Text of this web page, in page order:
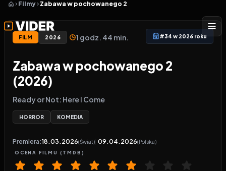
Filmy Zabawa w pochowanego 2
FILM 2026 1 godz. 44 min. #34 w 2026 roku
Zabawa w pochowanego 2
(2026)
Ready or Not: Here I Come
HORROR KOMEDIA
Premiera:18.03.2026(Świat) 09.04.2026(Polska)
OCENA FILMU (TMDB)